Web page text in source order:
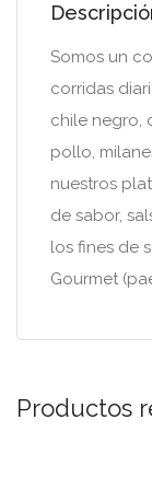
Somos un
corridas
chile negro,
pollo,
nuestros
de sabor,
los fines de
Gourmet
Productos